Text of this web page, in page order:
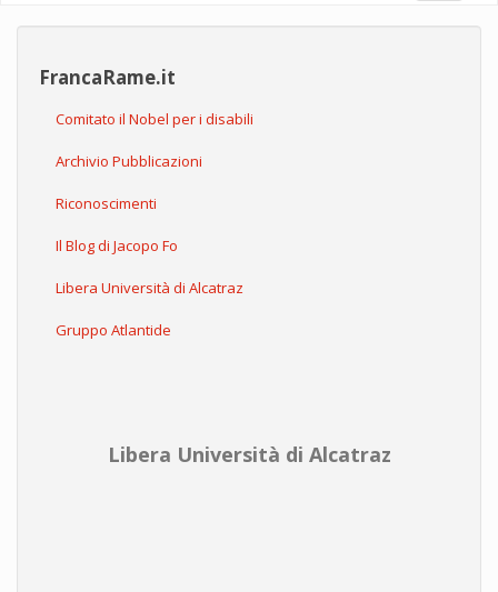
FrancaRame.it
Comitato il Nobel per i disabili
Archivio Pubblicazioni
Riconoscimenti
Il Blog di Jacopo Fo
Libera Università di Alcatraz
Gruppo Atlantide
Libera Università di Alcatraz